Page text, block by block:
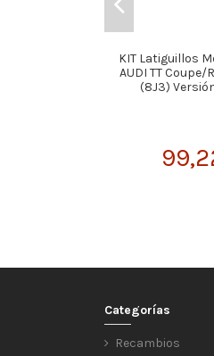
KIT Latiguillos
AUDI TT
(8J3) Versión
Categorías
Recambios